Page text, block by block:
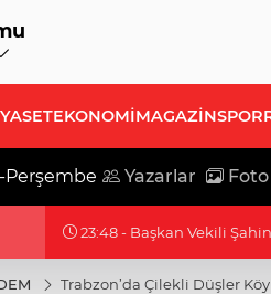
EKONOMİMAGAZİNSPOR
Perşembe Yazarlar
23:03 - Cumhurbaşkanı
Trabzon’da Çilekli Düşler